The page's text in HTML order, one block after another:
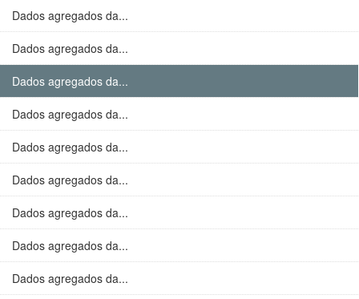
Dados agregados da...
Dados agregados da...
Dados agregados da...
Dados agregados da...
Dados agregados da...
Dados agregados da...
Dados agregados da...
Dados agregados da...
Dados agregados da...